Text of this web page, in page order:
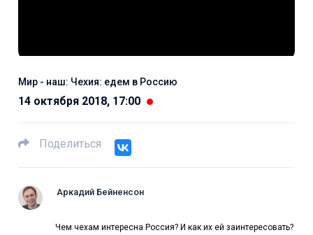
Мир - наш: Чехия: едем в Россию
14 октября 2018, 17:00
Поделиться
Аркадий Бейненсон
Чем чехам интересна Россия? И как их ей заинтересовать?